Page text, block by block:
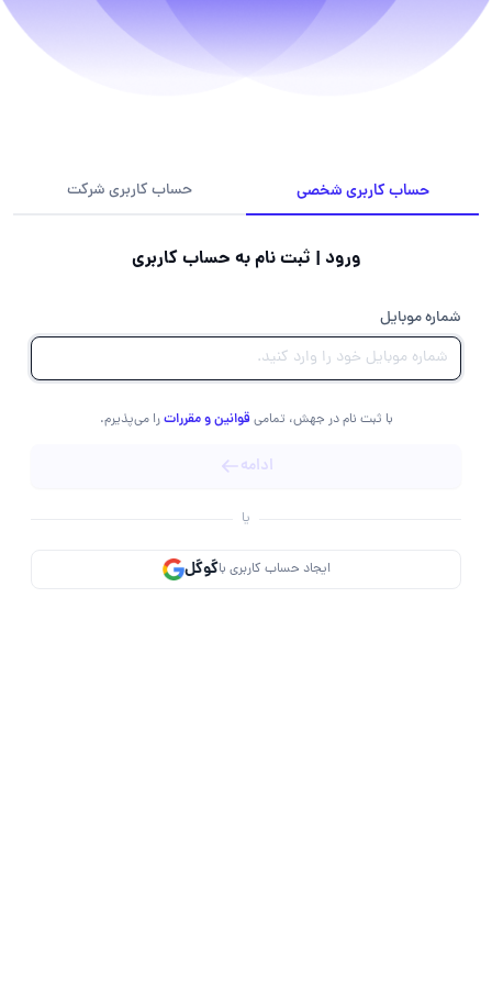
حساب کاربری شخصی حساب کاربری شرکت
ورود | ثبت نام به حساب کاربری
شماره موبایل
با ثبت نام در جهش، تمامیقوانین و مقرراترا می‌پذیرم.
ادامه
یا
ایجاد حساب کاربری باگوگل